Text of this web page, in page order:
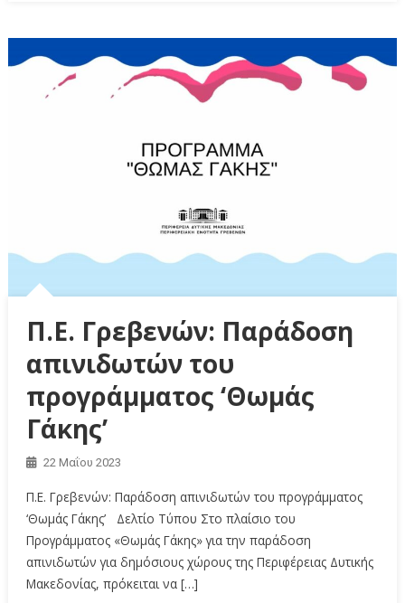
Π.Ε. Γρεβενών: Παράδοση
απινιδωτών του
προγράμματος ‘Θωμάς
Γάκης’
22 Μαΐου 2023
Π.Ε. Γρεβενών: Παράδοση απινιδωτών του προγράμματος
‘Θωμάς Γάκης’ Δελτίο Τύπου Στο πλαίσιο του
Προγράμματος «Θωμάς Γάκης» για την παράδοση
απινιδωτών για δημόσιους χώρους της Περιφέρειας Δυτικής
Μακεδονίας, πρόκειται να […]